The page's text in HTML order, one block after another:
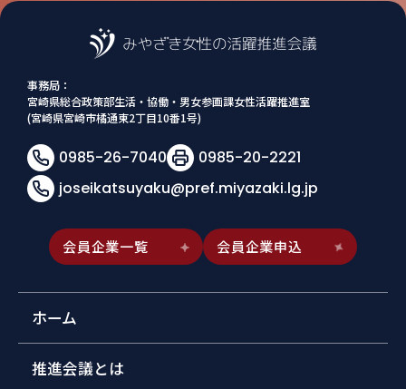
事務局：
宮崎県総合政策部生活・協働・男女参画課女性活躍推進室
(宮崎県宮崎市橘通東2丁目10番1号)
0985-26-7040
0985-20-2221
joseikatsuyaku@pref.miyazaki.lg.jp
会員企業一覧 会員企業申込
ホーム
推進会議とは